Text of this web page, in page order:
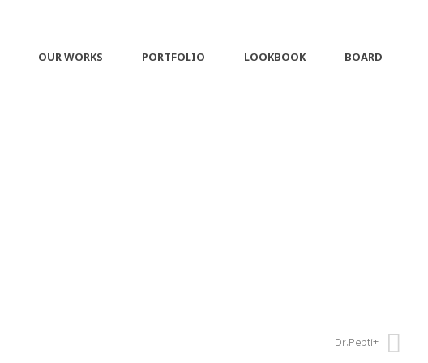
OUR WORKS PORTFOLIO LOOKBOOK BOARD
Dr.Pepti+